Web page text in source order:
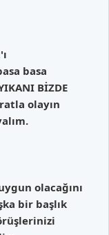
basa
BİZDE
olayın
olacağını
bir başlık